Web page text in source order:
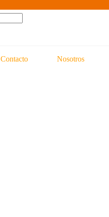
Contacto Nosotros